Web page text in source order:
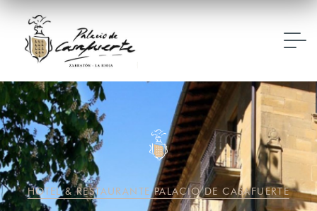
HOTEL & RESTAURANTE PALACIO DE CASAFUERTE